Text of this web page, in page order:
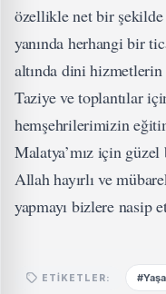
özellikle net bir
yanında herhangi bir
altında dini
Taziye ve toplantılar
hemşehrilerimizin
Malatya’mız için güzel
Allah hayırlı ve
yapmayı bizlere nasip
ETIKETLER: